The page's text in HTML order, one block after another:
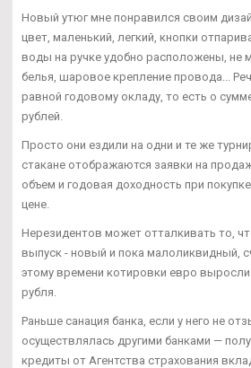
Новый утюг мне понравился своим
цвет, маленький, легкий, кнопки
воды на ручке удобно расположены, не
белья, шаровое крепление провода...
равной годовому окладу, то есть о
рублей.
Просто они ездили на одни и те же
стакане отображаются заявки на
объем и годовая доходность при
цене.
Нерезидентов может отталкивать то,
выпуск - новый и пока малоликвидный,
этому времени котировки евро выросли
рубля.
Раньше санация банка, если у него не
осуществлялась другими банками —
кредиты от Агентства страхования